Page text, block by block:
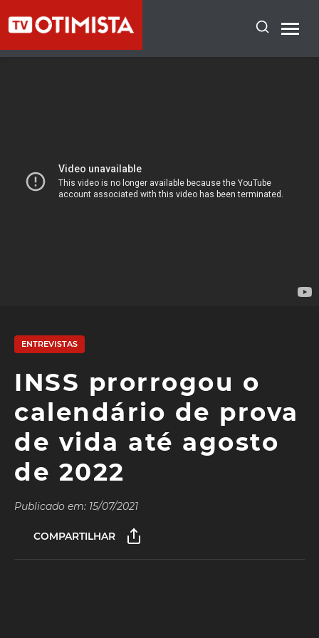
ENTREVISTAS
INSS prorrogou o
calendário de prova
de vida até agosto
de 2022
Publicado em: 15/07/2021
COMPARTILHAR